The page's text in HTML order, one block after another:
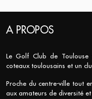
A PROPOS
Le Golf Club de
coteaux toulousains et un
Proche du centre-ville tout
aux amateurs de diversité